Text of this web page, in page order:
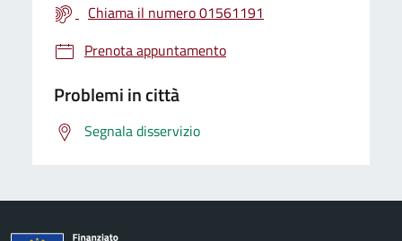
Chiama il numero 01561191
Prenota appuntamento
Problemi in città
Segnala disservizio